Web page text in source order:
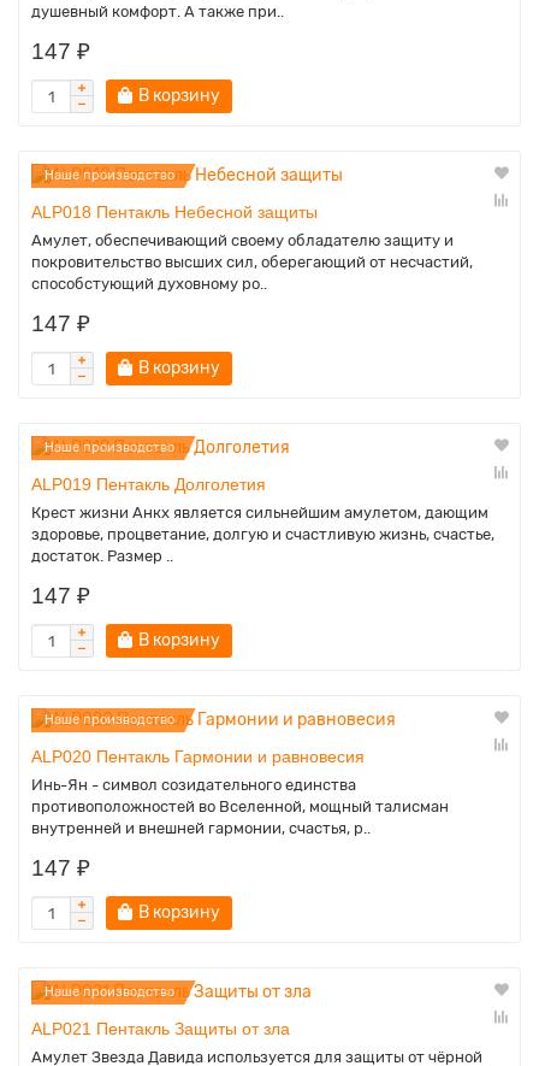
душевный комфорт. А также при..
147 ₽
В корзину
Наше производство
ALP018 Пентакль Небесной защиты
Амулет, обеспечивающий своему обладателю защиту и
покровительство высших сил, оберегающий от несчастий,
способстующий духовному ро..
147 ₽
В корзину
Наше производство
ALP019 Пентакль Долголетия
Крест жизни Анкх является сильнейшим амулетом, дающим
здоровье, процветание, долгую и счастливую жизнь, счастье,
достаток. Размер ..
147 ₽
В корзину
Наше производство
ALP020 Пентакль Гармонии и равновесия
Инь-Ян - символ созидательного единства
противоположностей во Вселенной, мощный талисман
внутренней и внешней гармонии, счастья, р..
147 ₽
В корзину
Наше производство
ALP021 Пентакль Защиты от зла
Амулет Звезда Давида используется для защиты от чёрной